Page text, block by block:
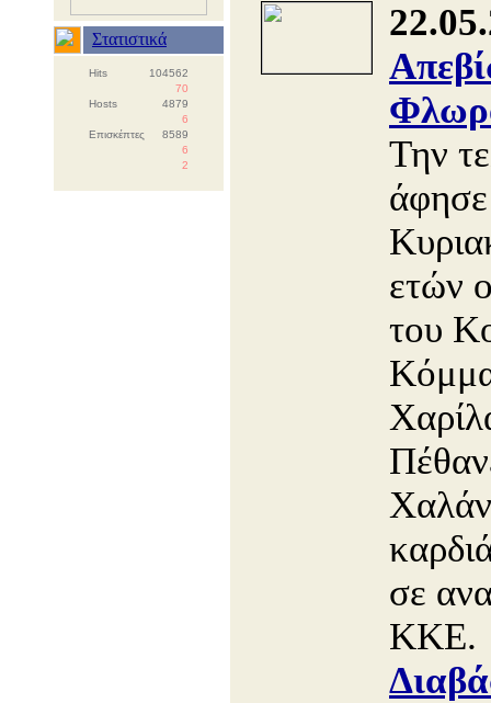
Στατιστικά
Hits
104562
70
Hosts
4879
6
Επισκέπτες
8589
6
2
Την
ετών
του
σε
ΚΚΕ.